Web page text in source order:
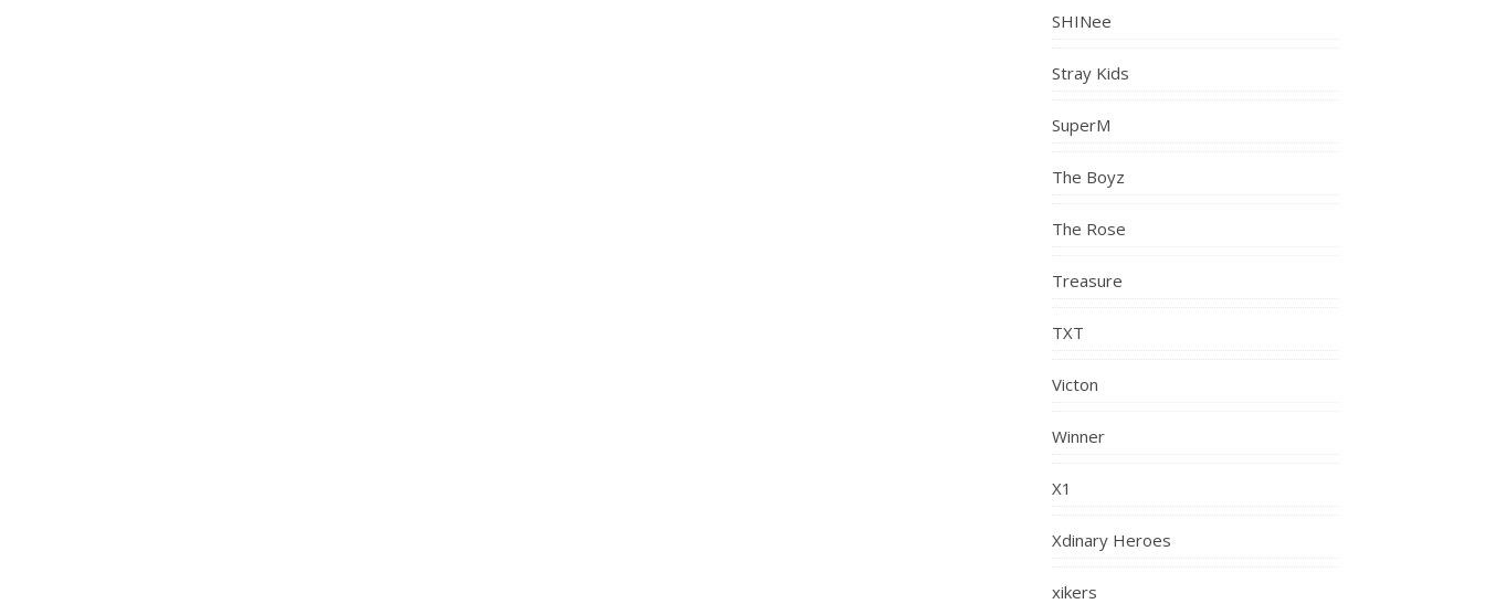
SHINee
Stray Kids
SuperM
The Boyz
The Rose
Treasure
TXT
Victon
Winner
X1
Xdinary Heroes
xikers